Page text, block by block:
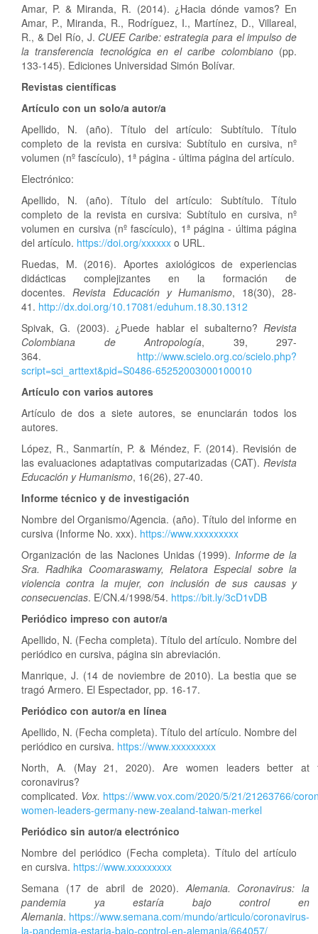
Amar, P. & Miranda, R. (2014). ¿Hacia dónde vamos? En
Amar, P., Miranda, R., Rodríguez, I., Martínez, D., Villareal,
R., & Del Río, J. CUEE Caribe: estrategia para el impulso de
la transferencia tecnológica en el caribe colombiano(pp.
133-145). Ediciones Universidad Simón Bolívar.
Revistas científicas
Artículo con un solo/a autor/a
Apellido, N. (año). Título del artículo: Subtítulo. Título
completo de la revista en cursiva: Subtítulo en cursiva, nº
volumen (nº fascículo), 1ª página - última página del artículo.
Electrónico:
Apellido, N. (año). Título del artículo: Subtítulo. Título
completo de la revista en cursiva: Subtítulo en cursiva, nº
volumen en cursiva (nº fascículo), 1ª página - última página
del artículo. https://doi.org/xxxxxx o URL.
Ruedas, M. (2016). Aportes axiológicos de experiencias
didácticas complejizantes en la formación de
docentes. Revista Educación y Humanismo, 18(30), 28-
41. http://dx.doi.org/10.17081/eduhum.18.30.1312
Spivak, G. (2003). ¿Puede hablar el subalterno? Revista
Colombiana de Antropología, 39, 297-
364. http://www.scielo.org.co/scielo.php?
script=sci_arttext&pid=S0486-65252003000100010
Artículo con varios autores
Artículo de dos a siete autores, se enunciarán todos los
autores.
López, R., Sanmartín, P. & Méndez, F. (2014). Revisión de
las evaluaciones adaptativas computarizadas (CAT). Revista
Educación y Humanismo, 16(26), 27-40.
Informe técnico y de investigación
Nombre del Organismo/Agencia. (año). Título del informe en
cursiva (Informe No. xxx). https://www.xxxxxxxxx
Organización de las Naciones Unidas (1999). Informe de la
Sra. Radhika Coomaraswamy, Relatora Especial sobre la
violencia contra la mujer, con inclusión de sus causas y
consecuencias. E/CN.4/1998/54. https://bit.ly/3cD1vDB
Periódico impreso con autor/a
Apellido, N. (Fecha completa). Título del artículo. Nombre del
periódico en cursiva, página sin abreviación.
Manrique, J. (14 de noviembre de 2010). La bestia que se
tragó Armero. El Espectador, pp. 16-17.
Periódico con autor/a en línea
Apellido, N. (Fecha completa). Título del artículo. Nombre del
periódico en cursiva. https://www.xxxxxxxxx
North, A. (May 21, 2020). Are women leaders better at
coronavirus?
complicated. Vox. https://www.vox.com/2020/5/21/21263766/
women-leaders-germany-new-zealand-taiwan-merkel
Periódico sin autor/a electrónico
Nombre del periódico (Fecha completa). Título del artículo
en cursiva. https://www.xxxxxxxxx
Semana (17 de abril de 2020). Alemania. Coronavirus: la
pandemia ya estaría bajo control en
Alemania. https://www.semana.com/mundo/articulo/coronavirus-
la-pandemia-estaria-bajo-control-en-alemania/664057/